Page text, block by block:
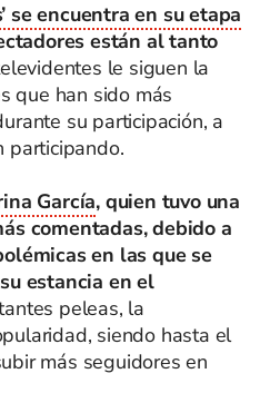
se encuentra en su etapa
están al tanto
le siguen la
que han sido más
su participación, a
participando.
García, quien tuvo una
comentadas, debido a
en las que se
estancia en el
peleas, la
siendo hasta el
más seguidores en